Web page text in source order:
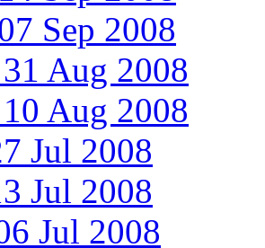
Sep 2008
Aug 2008
Aug 2008
Jul 2008
Jul 2008
Jul 2008